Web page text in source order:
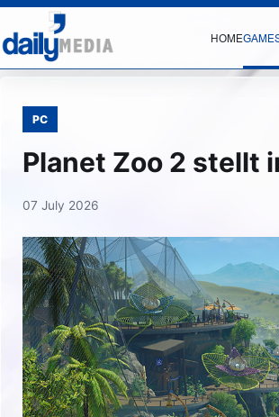
HOME
PC
Planet Zoo 2 stellt
07 July 2026